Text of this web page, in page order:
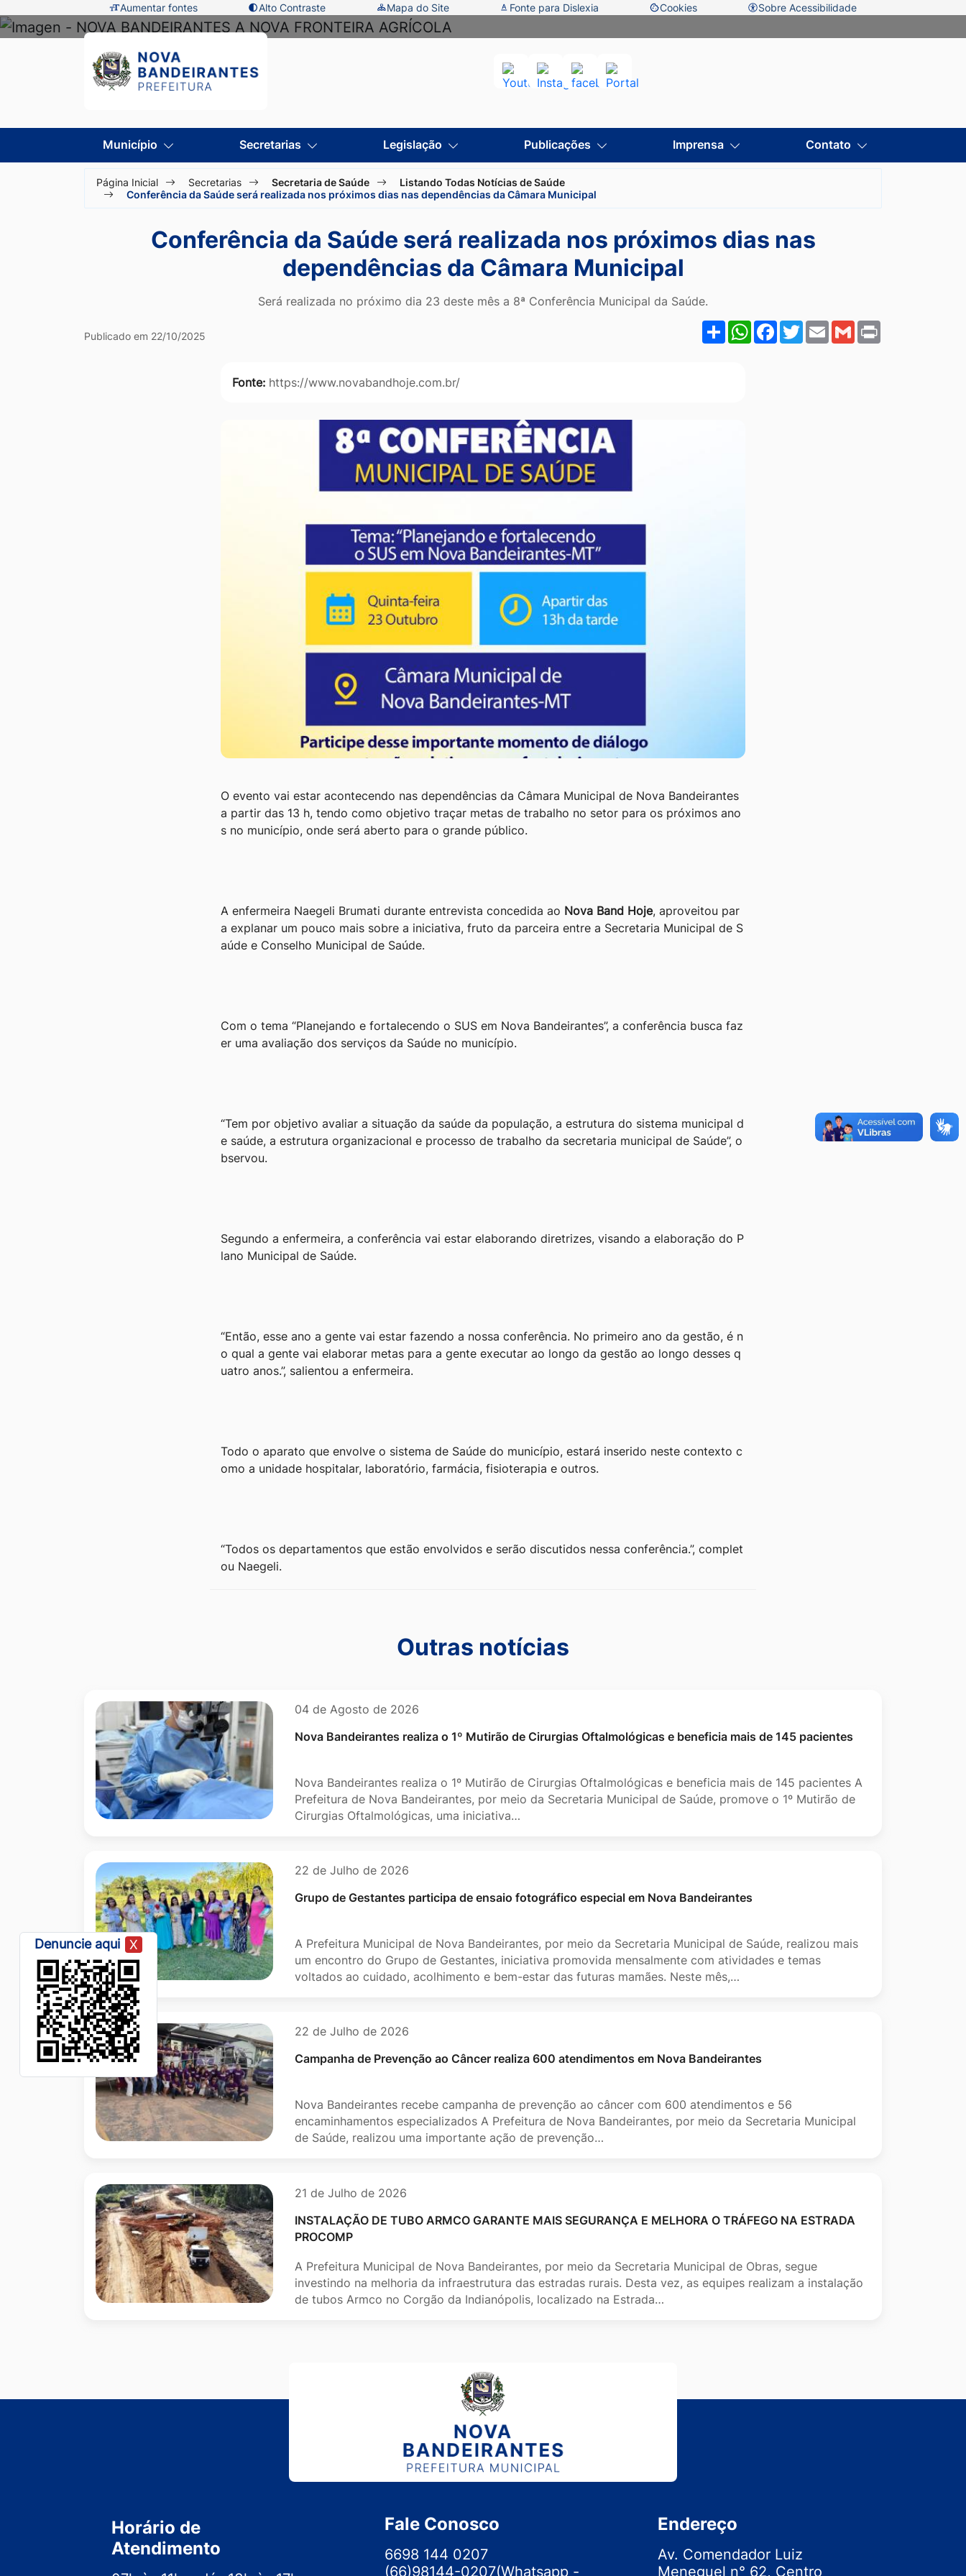
Seção
de
atalhos
links
acessibilidade
para
conteúdo
[alt+1]
para
o
menu
Ir
Aumentar fontes Alto Contraste Mapa do Site Fonte para Dislexia Cookies
Abrir
preferências
Sobre Acessibilidade
Seção
do
menu
Prefeitura
de
Nova
Bandeirantes
Acessar
Social
Youtube
Acessar
Social
Instagram
Acessar
Social
facebook
Acessar
Social
Seção
do
menu
principal
Município Secretarias Legislação Publicações Imprensa Contato
Página Inicial Secretarias Secretaria de Saúde
Listando Todas Notícias de Saúde
Conferência da Saúde será realizada nos próximos dias nas dependências da Câmara Municipal
Conferência da Saúde será realizada nos próximos dias nas
dependências da Câmara Municipal
Será realizada no próximo dia 23 deste mês a 8ª Conferência Municipal da Saúde.
Publicado em 22/10/2025
ShareWhatsApp
Facebook
Twitter
EmailGmail
Fonte: https://www.novabandhoje.com.br/
O evento vai estar acontecendo nas dependências da Câmara Municipal de Nova Bandeirantes
a partir das 13 h, tendo como objetivo traçar metas de trabalho no setor para os próximos ano
s no município, onde será aberto para o grande público.
A enfermeira Naegeli Brumati durante entrevista concedida ao Nova Band Hoje, aproveitou par
a explanar um pouco mais sobre a iniciativa, fruto da parceira entre a Secretaria Municipal de S
aúde e Conselho Municipal de Saúde.
Com o tema “Planejando e fortalecendo o SUS em Nova Bandeirantes”, a conferência busca faz
er uma avaliação dos serviços da Saúde no município.
“Tem por objetivo avaliar a situação da saúde da população, a estrutura do sistema municipal d
e saúde, a estrutura organizacional e processo de trabalho da secretaria municipal de Saúde”, o
bservou.
Segundo a enfermeira, a conferência vai estar elaborando diretrizes, visando a elaboração do P
lano Municipal de Saúde.
“Então, esse ano a gente vai estar fazendo a nossa conferência. No primeiro ano da gestão, é n
o qual a gente vai elaborar metas para a gente executar ao longo da gestão ao longo desses q
uatro anos.”, salientou a enfermeira.
Todo o aparato que envolve o sistema de Saúde do município, estará inserido neste contexto c
omo a unidade hospitalar, laboratório, farmácia, fisioterapia e outros.
“Todos os departamentos que estão envolvidos e serão discutidos nessa conferência.”, complet
ou Naegeli.
Outras notícias
04 de Agosto de 2026
Nova Bandeirantes realiza o 1º Mutirão de Cirurgias Oftalmológicas e beneficia mais de 145 pacientes
Nova Bandeirantes realiza o 1º Mutirão de Cirurgias Oftalmológicas e beneficia mais de 145 pacientes A
Prefeitura de Nova Bandeirantes, por meio da Secretaria Municipal de Saúde, promove o 1º Mutirão de
Cirurgias Oftalmológicas, uma iniciativa…
22 de Julho de 2026
Grupo de Gestantes participa de ensaio fotográfico especial em Nova Bandeirantes
A Prefeitura Municipal de Nova Bandeirantes, por meio da Secretaria Municipal de Saúde, realizou mais
um encontro do Grupo de Gestantes, iniciativa promovida mensalmente com atividades e temas
voltados ao cuidado, acolhimento e bem-estar das futuras mamães. Neste mês,…
22 de Julho de 2026
Campanha de Prevenção ao Câncer realiza 600 atendimentos em Nova Bandeirantes
Nova Bandeirantes recebe campanha de prevenção ao câncer com 600 atendimentos e 56
encaminhamentos especializados A Prefeitura de Nova Bandeirantes, por meio da Secretaria Municipal
de Saúde, realizou uma importante ação de prevenção…
21 de Julho de 2026
INSTALAÇÃO DE TUBO ARMCO GARANTE MAIS SEGURANÇA E MELHORA O TRÁFEGO NA ESTRADA
PROCOMP
A Prefeitura Municipal de Nova Bandeirantes, por meio da Secretaria Municipal de Obras, segue
investindo na melhoria da infraestrutura das estradas rurais. Desta vez, as equipes realizam a instalação
de tubos Armco no Corgão da Indianópolis, localizado na Estrada…
Horário de
Atendimento
Fale Conosco
6698 144 0207
(66)98144-0207(Whatsapp -
Endereço
Av. Comendador Luiz
Meneguel n° 62, Centro
Denuncie aqui X